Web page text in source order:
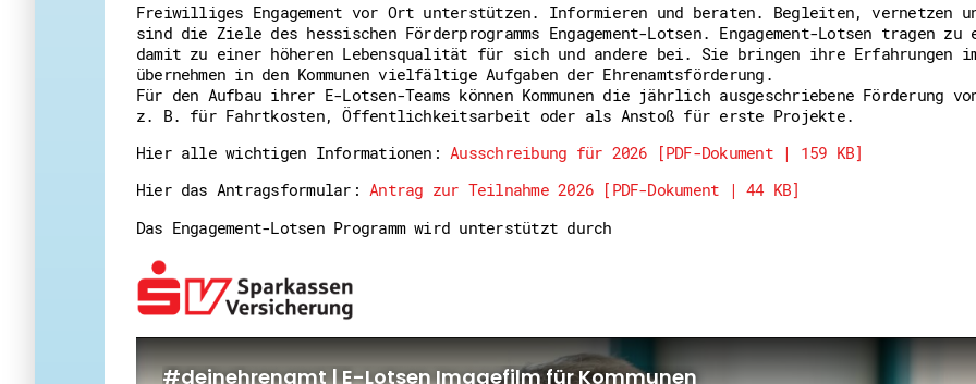
Mach dich schlau
GEMA-Pakt
Di@-Lotsen in Hessen
Energiepreiskrise und
Flüchtlingshilfe +
Generationsübergreifend
Qualifizierung & Fortbildung
Service
Suche
Freiwilliges Engagement vor Ort unterstützen. Informieren und beraten. Begleiten, vernetzen
sind die Ziele des hessischen Förderprogramms Engagement-Lotsen. Engagement-Lotsen tragen
damit zu einer höheren Lebensqualität für sich und andere bei. Sie bringen ihre Erfahrungen
übernehmen in den Kommunen vielfältige Aufgaben der Ehrenamtsförderung.
Für den Aufbau ihrer E-Lotsen-Teams können Kommunen die jährlich ausgeschriebene Förderung
z. B. für Fahrtkosten, Öffentlichkeitsarbeit oder als Anstoß für erste Projekte.
Hier alle wichtigen Informationen:Ausschreibung für 2026 [PDF-Dokument | 159 KB]
Hier das Antragsformular:Antrag zur Teilnahme 2026 [PDF-Dokument | 44 KB]
Das Engagement-Lotsen Programm wird unterstützt durch